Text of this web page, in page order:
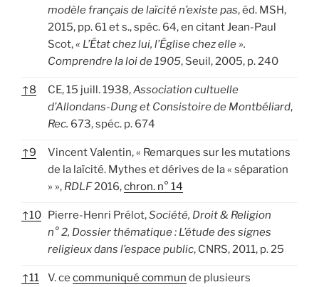
modèle français de laïcité n’existe pas, éd. MSH,
2015, pp. 61 et s., spéc. 64, en citant Jean-Paul
Scot,« L’État chez lui, l’Église chez elle ».
Comprendre la loi de 1905, Seuil, 2005, p. 240
↑8 CE, 15 juill. 1938,Association cultuelle
d’Allondans-Dung et Consistoire de Montbéliard,
Rec. 673, spéc. p. 674
↑9
Vincent Valentin, « Remarques sur les mutations
de la laïcité. Mythes et dérives de la « séparation
» », RDLF2016,chron. n° 14
↑10 Pierre-Henri Prélot,Société, Droit & Religion
n° 2, Dossier thématique : L’étude des signes
religieux dans l’espace public, CNRS, 2011, p. 25
↑11 V. ce communiqué commun de plusieurs